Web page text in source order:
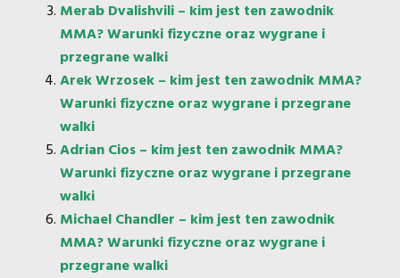
Merab Dvalishvili – kim jest ten zawodnik
MMA? Warunki fizyczne oraz wygrane i
przegrane walki
Arek Wrzosek – kim jest ten zawodnik MMA?
Warunki fizyczne oraz wygrane i przegrane
walki
Adrian Cios – kim jest ten zawodnik MMA?
Warunki fizyczne oraz wygrane i przegrane
walki
Michael Chandler – kim jest ten zawodnik
MMA? Warunki fizyczne oraz wygrane i
przegrane walki